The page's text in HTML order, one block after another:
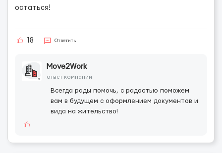
остаться!
18 Ответить
Move2Work
ответ компании
Всегда рады помочь, с радостью поможем
вам в будущем с оформлением документов и
вида на жительство!